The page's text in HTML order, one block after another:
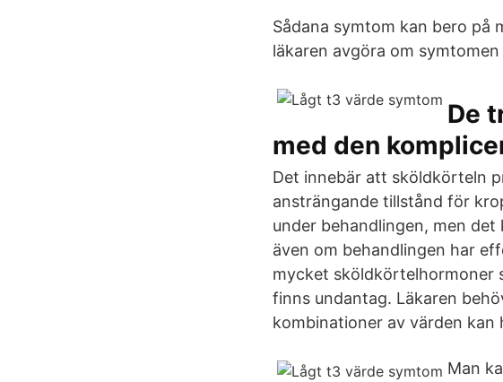
Sådana symtom kan bero på
läkaren avgöra om
De
med den
Det innebär att sköldkörteln
ansträngande tillstånd för
under behandlingen, men
även om behandlingen har
mycket sköldkörtelhormoner
finns undantag. Läkaren
kombinationer av värden kan
Man